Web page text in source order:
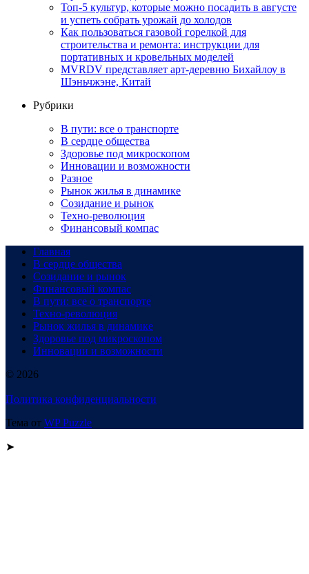
Топ-5 культур, которые можно посадить в августе
и успеть собрать урожай до холодов
Как пользоваться газовой горелкой для
строительства и ремонта: инструкции для
портативных и кровельных моделей
MVRDV представляет арт-деревню Бихайлоу в
Шэньчжэне, Китай
Рубрики
В пути: все о транспорте
В сердце общества
Здоровье под микроскопом
Инновации и возможности
Разное
Рынок жилья в динамике
Созидание и рынок
Техно-революция
Финансовый компас
Главная
В сердце общества
Созидание и рынок
Финансовый компас
В пути: все о транспорте
Техно-революция
Рынок жилья в динамике
Здоровье под микроскопом
Инновации и возможности
© 2026
Политика конфиденциальности
Тема от WP Puzzle
➤